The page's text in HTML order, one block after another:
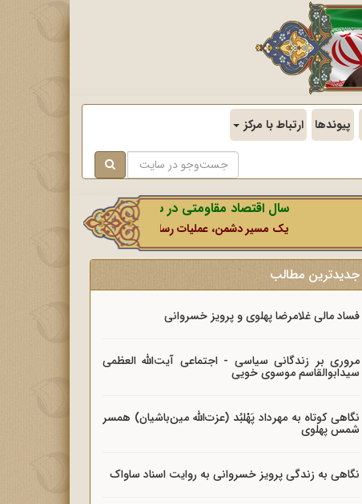
پیوندها ارتباط با مرکز
سال اقتصاد مقاومتی در سایه وحدت ملی و امنیت ملی.
یک مسیر دشمن، عملیات رسانه‌ای او است که در این ایام بطور
جدیدترین مطالب
فساد مالی غلامرضا پهلوی و پرویز خسروانی
مروری بر زندگانی سیاسی - اجتماعی آیت‌الله العظمی
سیدابوالقاسم موسوی خویی
نگاهی کوتاه به مهرداد پَهْلبُد (عزت‌الله مین‌باشیان) همسر
شمس پهلوی
نگاهی به زندگی پرویز خسروانی به روایت اسناد ساواک